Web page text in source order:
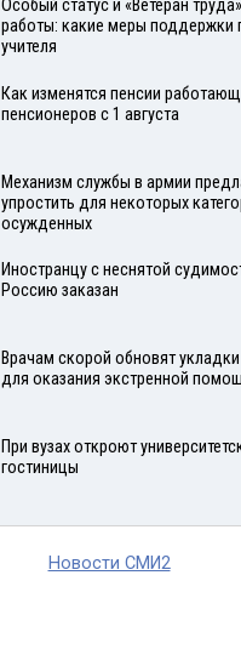
Особый статус и «Ветеран
работы: какие меры поддержки
учителя
Как изменятся пенсии
пенсионеров с 1 августа
Механизм службы в армии
упростить для некоторых
осужденных
Иностранцу с неснятой
Россию заказан
Врачам скорой обновят
для оказания экстренной
При вузах откроют
гостиницы
Новости СМИ2